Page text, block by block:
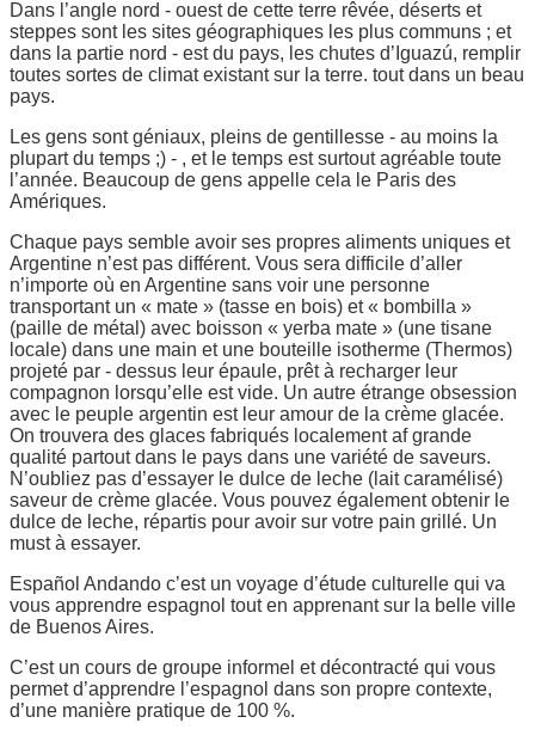
Dans l’angle nord - ouest de cette terre rêvée, déserts et
steppes sont les sites géographiques les plus communs ; et
dans la partie nord - est du pays, les chutes d’Iguazú, remplir
toutes sortes de climat existant sur la terre. tout dans un beau
pays.
Les gens sont géniaux, pleins de gentillesse - au moins la
plupart du temps ;) - , et le temps est surtout agréable toute
l’année. Beaucoup de gens appelle cela le Paris des
Amériques.
Chaque pays semble avoir ses propres aliments uniques et
Argentine n’est pas différent. Vous sera difficile d’aller
n’importe où en Argentine sans voir une personne
transportant un « mate » (tasse en bois) et « bombilla »
(paille de métal) avec boisson « yerba mate » (une tisane
locale) dans une main et une bouteille isotherme (Thermos)
projeté par - dessus leur épaule, prêt à recharger leur
compagnon lorsqu’elle est vide. Un autre étrange obsession
avec le peuple argentin est leur amour de la crème glacée.
On trouvera des glaces fabriqués localement af grande
qualité partout dans le pays dans une variété de saveurs.
N’oubliez pas d’essayer le dulce de leche (lait caramélisé)
saveur de crème glacée. Vous pouvez également obtenir le
dulce de leche, répartis pour avoir sur votre pain grillé. Un
must à essayer.
Español Andando c’est un voyage d’étude culturelle qui va
vous apprendre espagnol tout en apprenant sur la belle ville
de Buenos Aires.
C’est un cours de groupe informel et décontracté qui vous
permet d’apprendre l’espagnol dans son propre contexte,
d’une manière pratique de 100 %.